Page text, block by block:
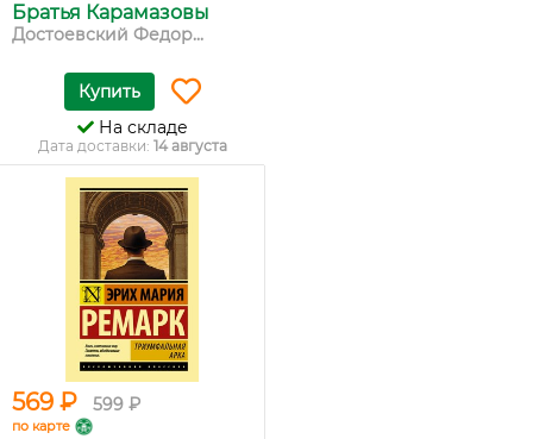
Братья Карамазовы
Достоевский Федор...
Купить
На складе
Дата доставки: 14 августа
569 ₽ 599 ₽
по карте